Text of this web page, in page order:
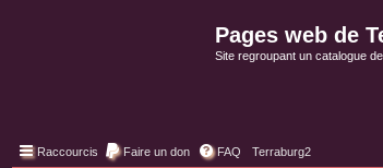
Pages web de
Site regroupant un catalogue
Raccourcis Faire un don FAQ Terraburg2